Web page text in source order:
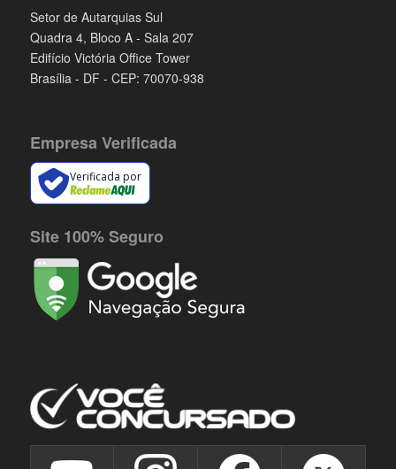
Setor de Autarquias Sul
Quadra 4, Bloco A - Sala 207
Edifício Victória Office Tower
Brasília - DF - CEP: 70070-938
Empresa Verificada
Verificada por
Site 100% Seguro